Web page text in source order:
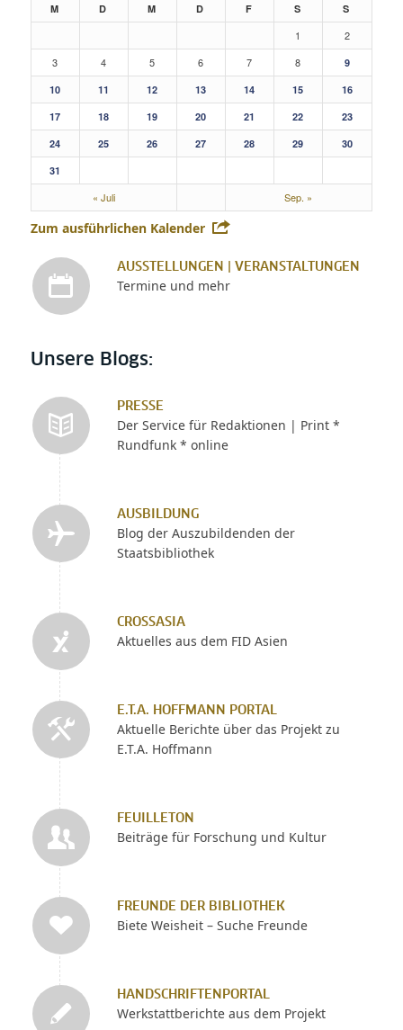
M D M D F S S
1
2
3
4 5 6 7 8
9
10
11 12 13 14 15
16
17
18 19 20 21 22
23
24
25 26 27 28 29
30
31
« Juli Sep. »
Zum ausführlichen Kalender
AUSSTELLUNGEN | VERANSTALTUNGEN
Termine und mehr
Unsere Blogs:
PRESSE
Der Service für Redaktionen | Print *
Rundfunk * online
AUSBILDUNG
Blog der Auszubildenden der
Staatsbibliothek
CROSSASIA
Aktuelles aus dem FID Asien
E.T.A. HOFFMANN PORTAL
Aktuelle Berichte über das Projekt zu
E.T.A. Hoffmann
FEUILLETON
Beiträge für Forschung und Kultur
FREUNDE DER BIBLIOTHEK
Biete Weisheit – Suche Freunde
HANDSCHRIFTENPORTAL
Werkstattberichte aus dem Projekt